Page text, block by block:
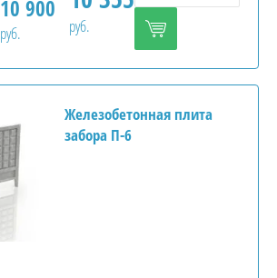
10 900
руб. руб.
Железобетонная плита
забора П-6